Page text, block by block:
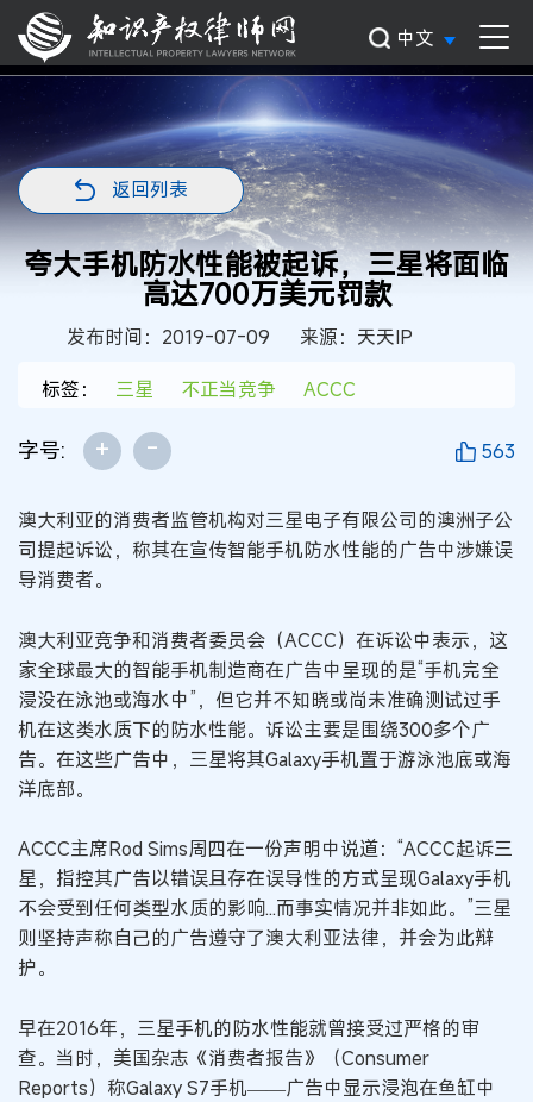
中文
返回列表
夸大手机防水性能被起诉，三星将面临
高达700万美元罚款
发布时间：2019-07-09
来源：天天IP
标签：
三星 不正当竞争 ACCC
字号: + - 563
澳大利亚的消费者监管机构对三星电子有限公司的澳洲子公
司提起诉讼，称其在宣传智能手机防水性能的广告中涉嫌误
导消费者。
澳大利亚竞争和消费者委员会（ACCC）在诉讼中表示，这
家全球最大的智能手机制造商在广告中呈现的是“手机完全
浸没在泳池或海水中”，但它并不知晓或尚未准确测试过手
机在这类水质下的防水性能。诉讼主要是围绕300多个广
告。在这些广告中，三星将其Galaxy手机置于游泳池底或海
洋底部。
ACCC主席Rod Sims周四在一份声明中说道：“ACCC起诉三
星，指控其广告以错误且存在误导性的方式呈现Galaxy手机
不会受到任何类型水质的影响...而事实情况并非如此。”三星
则坚持声称自己的广告遵守了澳大利亚法律，并会为此辩
护。
早在2016年，三星手机的防水性能就曾接受过严格的审
查。当时，美国杂志《消费者报告》（Consumer
Reports）称Galaxy S7手机——广告中显示浸泡在鱼缸中